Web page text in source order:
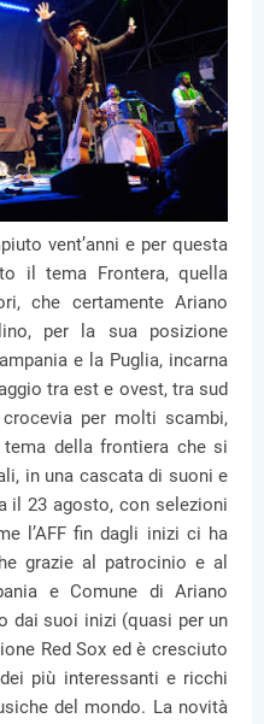
vent’anni e per questa
il tema Frontera, quella
che certamente Ariano
per la sua posizione
e la Puglia, incarna
tra est e ovest, tra sud
per molti scambi,
della frontiera che si
in una cascata di suoni e
il 23 agosto, con selezioni
l’AFF fin dagli inizi ci ha
grazie al patrocinio e al
e Comune di Ariano
dai suoi inizi (quasi per un
Red Sox ed è cresciuto
più interessanti e ricchi
del mondo. La novità